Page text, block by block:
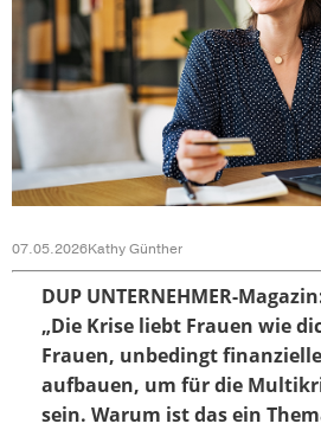
07.05.2026Kathy Günther
DUP UNTERNEHMER-
„Die Krise liebt Frauen wie
Frauen, unbedingt
aufbauen, um für die
sein. Warum ist das ein